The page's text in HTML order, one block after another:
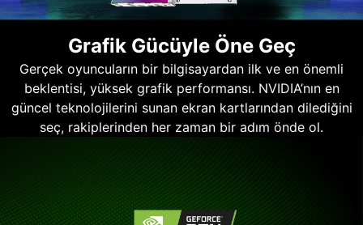
Grafik Gücüyle Öne Geç
Gerçek oyuncuların bir bilgisayardan ilk ve en önemli
beklentisi, yüksek grafik performansı. NVIDIA’nın en
güncel teknolojilerini sunan ekran kartlarından dilediğini
seç, rakiplerinden her zaman bir adım önde ol.